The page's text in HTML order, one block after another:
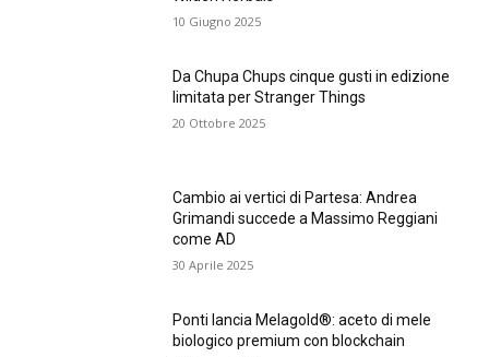
10 Giugno 2025
Da Chupa Chups cinque gusti in edizione
limitata per Stranger Things
20 Ottobre 2025
Cambio ai vertici di Partesa: Andrea
Grimandi succede a Massimo Reggiani
come AD
30 Aprile 2025
Ponti lancia Melagold®: aceto di mele
biologico premium con blockchain